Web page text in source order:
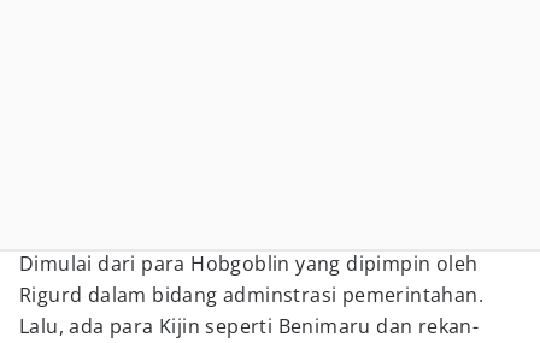
Dimulai dari para Hobgoblin yang dipimpin oleh
Rigurd dalam bidang adminstrasi pemerintahan.
Lalu, ada para Kijin seperti Benimaru dan rekan-